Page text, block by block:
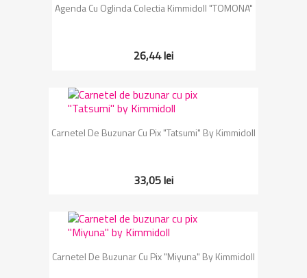
Agenda Cu Oglinda Colectia Kimmidoll "TOMONA"
26,44 lei
Carnetel De Buzunar Cu Pix "Tatsumi" By Kimmidoll
33,05 lei
Carnetel De Buzunar Cu Pix "Miyuna" By Kimmidoll